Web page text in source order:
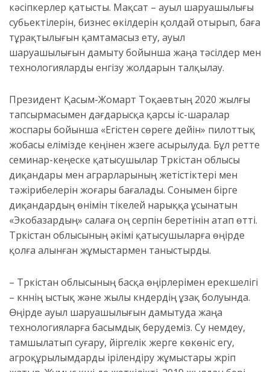
кәсіпкерлер қатысты. Мақсат – ауыл шаруашылығы
субьектілерін, бизнес өкілдерін қолдай отырып, баға
тұрақтылығын қамтамасыз ету, ауыл
шаруашылығын дамыту бойынша жаңа тәсілдер мен
технологияларды енгізу жолдарын талқылау.
Президент Қасым-Жомарт Тоқаевтың 2020 жылғы
тапсырмасымен дағдарысқа қарсы іс-шаралар
жоспары бойынша «Егістен сөреге дейін» пилоттық
жобасы елімізде кеңінен жүзеге асырылуда. Бұл ретте
семинар-кеңеске қатысушылар Түркістан облысы
диқандары мен аграрларының жетістіктері мен
тәжірибелерін жоғары бағалады. Сонымен бірге
диқандардың өнімін тікелей нарыққа ұсынатын
«Экобазардың» салаға оң серпін беретінін атап өтті.
Түркістан облысының әкімі қатысушыларға өңірде
қолға алынған жұмыстармен таныстырды.
– Түркістан облысының басқа өңірлерімен ерекшелігі
– күннің ыстық және жылы күндердің ұзақ болуында.
Өңірде ауыл шаруашылығын дамытуда жаңа
технологияларға басымдық берудеміз. Су үнемдеу,
тамшылатып суғару, үйіргелік жерге көкөніс егу,
агроқұрылымдарды ірілендіру жұмыстары жүріп